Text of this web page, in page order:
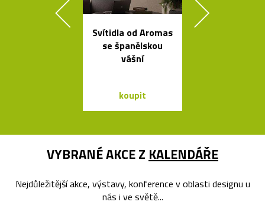
Svítidla od Aromas
se španělskou
vášní
koupit
VYBRANÉ AKCE Z KALENDÁŘE
Nejdůležitější akce, výstavy, konference v oblasti designu u
nás i ve světě...